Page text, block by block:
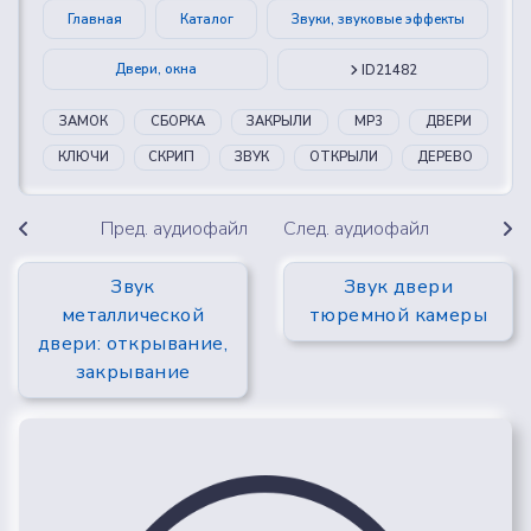
Главная Каталог Звуки, звуковые эффекты
Двери, окна ID21482
ЗАМОК СБОРКА ЗАКРЫЛИ MP3
ДВЕРИ
КЛЮЧИ
СКРИП ЗВУК ОТКРЫЛИ ДЕРЕВО
Пред. аудиофайл
Звук
металлической
двери: открывание,
закрывание
След. аудиофайл
Звук двери
тюремной камеры